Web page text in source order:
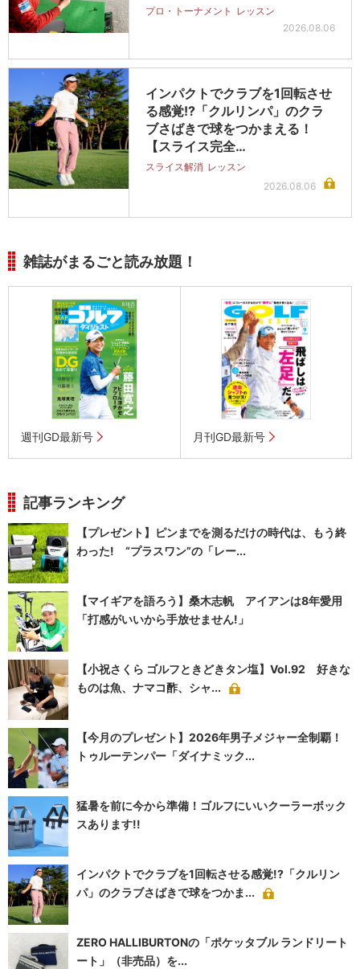
プロ・トーナメント レッスン
2026.08.06
インパクトでクラブを1回転させ
る感覚!?「クルリンパ」のクラ
ブさばきで球をつかまえる！
【スライス完全…
スライス解消 レッスン
2026.08.06
雑誌がまるごと読み放題！
週刊GD最新号 月刊GD最新号
記事ランキング
【プレゼント】ピンまでを測るだけの時代は、もう終
わった! “プラスワン”の「レー...
【マイギアを語ろう】桑木志帆 アイアンは8年愛用
「打感がいいから手放せません!」
【小祝さくら ゴルフときどきタン塩】Vol.92 好きな
ものは魚、ナマコ酢、シャ...
【今月のプレゼント】2026年男子メジャー全制覇！
トゥルーテンパー「ダイナミック...
猛暑を前に今から準備！ゴルフにいいクーラーボック
スあります!!
インパクトでクラブを1回転させる感覚!?「クルリン
パ」のクラブさばきで球をつかま...
ZERO HALLIBURTONの「ポケッタブル ランドリート
ート」（非売品）を...